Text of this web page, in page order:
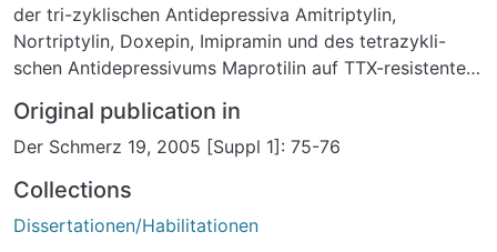
der tri-zyklischen Antidepressiva Amitriptylin,
Nortriptylin, Doxepin, Imipramin und des tetrazykli-
schen Antidepressivums Maprotilin auf TTX-resistente
untersucht.Methoden: Die Darstellung TTX-resistenter
Natriumströme enzymatisch isolierter Spinal-
cell -Konfiguration der patch-clamp -Methode. In den
voltage-clamp -Experimenten wurde den Zellen zur
Original publication in
Der Schmerz 19, 2005 [Suppl 1]: 75-76
Collections
Dissertationen/Habilitationen